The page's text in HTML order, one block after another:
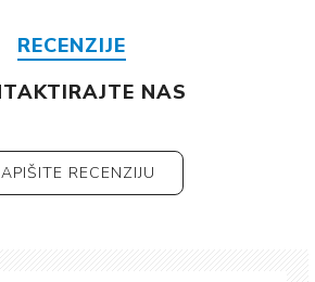
RECENZIJE
NAS
RECENZIJU